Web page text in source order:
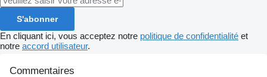
S'abonner
En cliquant ici, vous acceptez notre politique de confidentialité et
notre accord utilisateur.
Commentaires